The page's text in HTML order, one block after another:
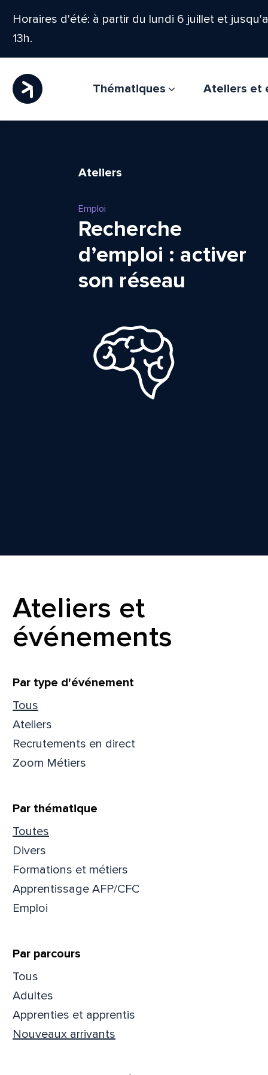
Horaires d'été: à partir du lundi 6 juillet et
13h.
Thématiques Ateliers et
Ateliers
Emploi
Recherche
d’emploi : activer
son réseau
Ateliers et
événements
Filtrer
Par type d'événement
Tous
Ateliers
Recrutements en direct
Zoom Métiers
Par thématique
Toutes
Divers
Formations et métiers
Apprentissage AFP/CFC
Emploi
Par parcours
Tous
Adultes
Apprenties et apprentis
Nouveaux arrivants